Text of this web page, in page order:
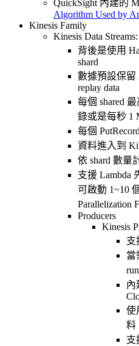
QuickSight 內建的
Algorithm Used by
Kinesis Family
Kinesis Data
背後是使用
shard
數據預設保留
replay data
每個 shared
錄或是每秒 1
每個
資料進入到
依 shard 數量
支援 Lambda
可啟動 1~10
Parallelization
Producers
Kinesis
支
當
內
使
料
支